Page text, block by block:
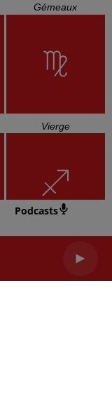
Podcasts
Gémeaux
Vierge